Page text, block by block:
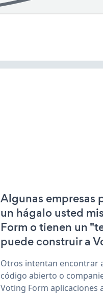
Algunas empresas
un hágalo usted
Form o tienen un
puede construir a
Otros intentan encontrar
código abierto o
Voting Form aplicaciones